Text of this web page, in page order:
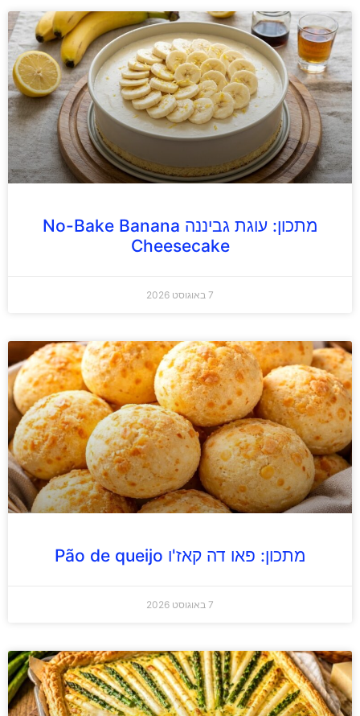
מתכון: עוגת גביננה No-Bake Banana
Cheesecake
7 באוגוסט 2026
מתכון: פאו דה קאז'ו Pão de queijo
7 באוגוסט 2026